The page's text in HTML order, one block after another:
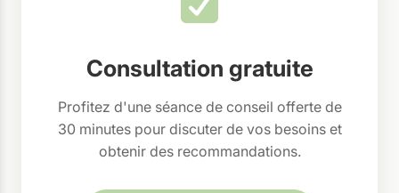
Consultation gratuite
Profitez d'une séance de conseil offerte de
30 minutes pour discuter de vos besoins et
obtenir des recommandations.